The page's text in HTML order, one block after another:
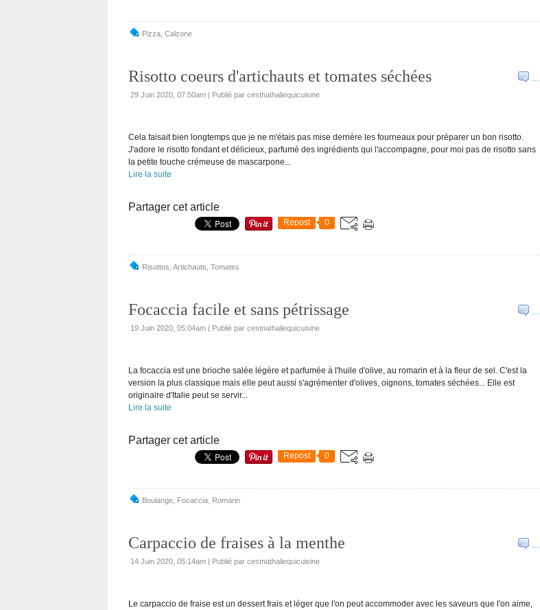
Pizza Calzone
…
Risotto coeurs d'artichauts et tomates séchées
29 Juin 2020, 07:50am | Publié par cestnathaliequicuisine
Cela faisait bien longtemps que je ne m'étais pas mise derrière les fourneaux pour préparer un bon risotto.
J'adore le risotto fondant et délicieux, parfumé des ingrédients qui l'accompagne, pour moi pas de risotto sans
la petite touche crémeuse de mascarpone...
Lire la suite
Partager cet article
Repost 0
Risottos Artichauts Tomates
…
Focaccia facile et sans pétrissage
19 Juin 2020, 05:04am | Publié par cestnathaliequicuisine
La focaccia est une brioche salée légère et parfumée à l'huile d'olive, au romarin et à la fleur de sel. C'est la
version la plus classique mais elle peut aussi s'agrémenter d'olives, oignons, tomates séchées... Elle est
originaire d'Italie peut se servir...
Lire la suite
Partager cet article
Repost 0
Boulange Focaccia Romarin
…
Carpaccio de fraises à la menthe
14 Juin 2020, 05:14am | Publié par cestnathaliequicuisine
Le carpaccio de fraise est un dessert frais et léger que l'on peut accommoder avec les saveurs que l'on aime,